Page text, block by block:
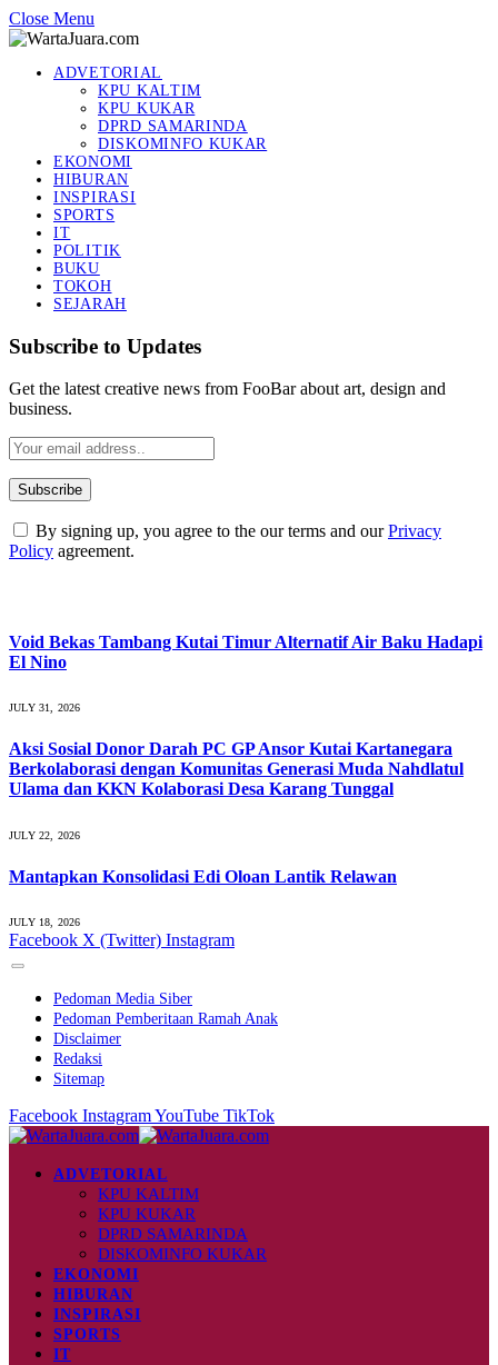
Close Menu
ADVETORIAL
KPU KALTIM
KPU KUKAR
DPRD SAMARINDA
DISKOMINFO KUKAR
EKONOMI
HIBURAN
INSPIRASI
SPORTS
IT
POLITIK
BUKU
TOKOH
SEJARAH
Subscribe to Updates
Get the latest creative news from FooBar about art, design and
business.
By signing up, you agree to the our terms and ourPrivacy
Policy agreement.
Void Bekas Tambang Kutai Timur Alternatif Air Baku Hadapi
El Nino
JULY 31, 2026
Aksi Sosial Donor Darah PC GP Ansor Kutai Kartanegara
Berkolaborasi dengan Komunitas Generasi Muda Nahdlatul
Ulama dan KKN Kolaborasi Desa Karang Tunggal
JULY 22, 2026
Mantapkan Konsolidasi Edi Oloan Lantik Relawan
JULY 18, 2026
Facebook X (Twitter) Instagram
Pedoman Media Siber
Pedoman Pemberitaan Ramah Anak
Disclaimer
Redaksi
Sitemap
Facebook InstagramYouTube TikTok
ADVETORIAL
KPU KALTIM
KPU KUKAR
DPRD SAMARINDA
DISKOMINFO KUKAR
EKONOMI
HIBURAN
INSPIRASI
SPORTS
IT